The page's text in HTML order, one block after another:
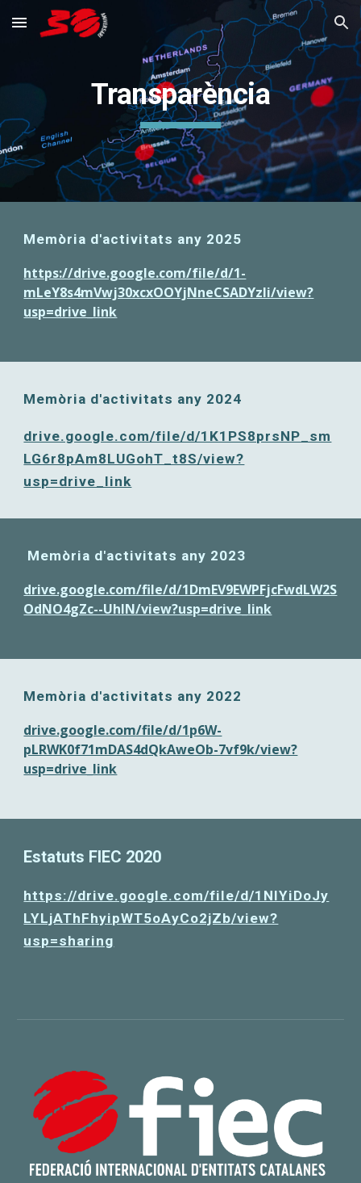
Skip to main content Skip to navigation
Transparència
Memòria d'activitats any 2025
https://drive.google.com/file/d/1-
mLeY8s4mVwj30xcxOOYjNneCSADYzli/view?
usp=drive_link
Memòria d'activitats any 2024
drive.google.com/file/d/1K1PS8prsNP_sm
LG6r8pAm8LUGohT_t8S/view?
usp=drive_link
Memòria d'activitats any 2023
drive.google.com/file/d/1DmEV9EWPFjcFwdLW2S
OdNO4gZc--UhIN/view?usp=drive_link
Memòria d'activitats any 2022
drive.google.com/file/d/1p6W-
pLRWK0f71mDAS4dQkAweOb-7vf9k/view?
usp=drive_link
Estatuts FIEC 2020
https://drive.google.com/file/d/1NIYiDoJy
LYLjAThFhyipWT5oAyCo2jZb/view?
usp=sharing